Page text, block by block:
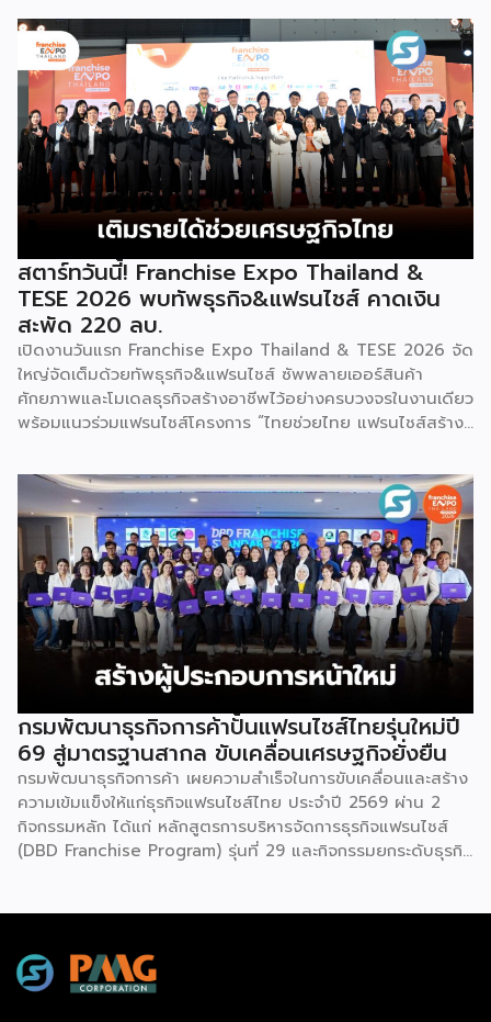
2026 ให้แก่ผู้ประกอบธุรกิจแฟรนไชส์ที่อยู่ในการส่งเสริมสนับสนุน
ของกรมฯ นายพูนพงษ์ นัยนาภากรณ์ อธิบดีกรมพัฒนาธุรกิจ
การค้า กระทรวงพาณิชย์ เปิดเผยภายหลังเป็นประธานเปิดงาน
“งานแฟรนไชส์ เอ็กซ์โป ไทยแลนด์ บาย สมาร์ท เอสเอ็มอี เอ็กซ์
โป (Franchise Expo Thailand by Smart SME Expo)” ซึ่ง
เป็นงานแสดงธุรกิจแฟรนไชส์ชั้นนำที่จัดขึ้นโดย บริษัท พีเอ็มจี
คอร์ปอเรชัน จำกัด เพื่อยกระดับศักยภาพของผู้ประกอบการและ
เจ้าของธุรกิจที่ต้องการขยายกิจการผ่านระบบแฟรนไชส์ […]
สตาร์ทวันนี้! Franchise Expo Thailand &
TESE 2026 พบทัพธุรกิจ&แฟรนไชส์ คาดเงิน
สะพัด 220 ลบ.
เปิดงานวันแรก Franchise Expo Thailand & TESE 2026 จัด
ใหญ่จัดเต็มด้วยทัพธุรกิจ&แฟรนไชส์ ซัพพลายเออร์สินค้า
ศักยภาพและโมเดลธุรกิจสร้างอาชีพไว้อย่างครบวงจรในงานเดียว
พร้อมแนวร่วมแฟรนไชส์โครงการ “ไทยช่วยไทย แฟรนไชส์สร้าง
รวมกว่า 250 บูธ บนพื้นที่ 15,000 ตารางเมตร หวังเป็นทาง
เลือกสร้างรายได้เพิ่มและพยุงเศรษฐกิจไทยให้ฟื้นตัว เสิร์ฟครบ
จบในงานด้วยสินเชื่อ และทำเลทองทั่วประเทศ พร้อมเสวนาให้
ความรู้โดยผู้ทรงคุณวุฒิคับคั่ง และกิจกรรมเจรจาจับคู่ธุรกิจทั้งใน
และต่างประเทศ งานจัดต่อเนื่องระหว่างวันที่ 6-9 สิงหาคมนี้ ที่
ฮอลล์ 6-8 อิมแพ็คเมืองทองธานี คาดเม็ดเงินสะพัดในงานราว
220 ล้านบาท นายพูนพงษ์ นัยนาภากรณ์ อธิบดีกรมพัฒนา
ธุรกิจการค้า กระทรวงพาณิชย์ กล่าวว่า งาน ” Franchise Expo
Thailand & Thailand E-Commerce Selection Expo
(TESE 2026) เป็นเวทีแสดงธุรกิจแฟรนไชส์และโซลูชั่นส์แบบครบ
วงจร […]
กรมพัฒนาธุรกิจการค้าปั้นแฟรนไชส์ไทยรุ่นใหม่ปี
69 สู่มาตรฐานสากล ขับเคลื่อนเศรษฐกิจยั่งยืน
กรมพัฒนาธุรกิจการค้า เผยความสำเร็จในการขับเคลื่อนและสร้าง
ความเข้มแข็งให้แก่ธุรกิจแฟรนไชส์ไทย ประจำปี 2569 ผ่าน 2
กิจกรรมหลัก ได้แก่ หลักสูตรการบริหารจัดการธุรกิจแฟรนไชส์
(DBD Franchise Program) รุ่นที่ 29 และกิจกรรมยกระดับธุรกิจ
กรมพัฒนาธุรกิจการค้า กระทรวงพาณิชย์ เปิดเผยภายหลังเป็น
ประธานมอบประกาศนียบัตรแก่ผู้ประกอบการแฟรนไชส์ใน 2